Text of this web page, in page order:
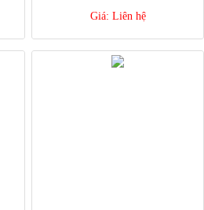
Giá: Liên hệ